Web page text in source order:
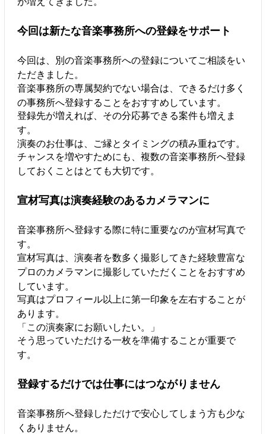
今回は新たな音楽事務所への登録をサポート
今回は、別の音楽事務所への登録についてご相談をい
ただきました。
音楽事務所の専属契約でない場合は、できるだけ多く
の事務所へ登録することをおすすめしています。
登録先が増えれば、その分応募できる案件も増えま
す。
演奏のお仕事は、ご縁とタイミングの積み重ねです。
チャンスを増やすためにも、複数の音楽事務所へ登録
しておくことはとても大切です。
宣材写真は演奏経験のあるカメラマンに
音楽事務所へ登録する際に特に重要なのが宣材写真で
す。
宣材写真は、演奏者を数多く撮影してきた経験豊富な
プロのカメラマンに撮影していただくことをおすすめ
しています。
写真はプロフィール以上に第一印象を左右することが
あります。
「この演奏家にお願いしたい。」
そう思っていただける一枚を準備することが重要で
す。
登録するだけでは仕事にはつながりません
音楽事務所へ登録しただけで安心してしまう方も少な
くありません。